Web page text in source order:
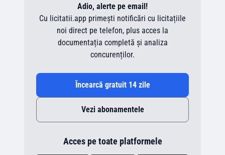
Adio, alerte pe email!
Cu licitatii.app primești notificări cu licitațiile
noi direct pe telefon, plus acces la
documentația completă și analiza
concurenților.
Încearcă gratuit 14 zile
Vezi abonamentele
Acces pe toate platformele